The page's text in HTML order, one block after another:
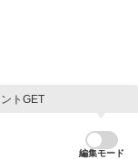
トGET
編集モード